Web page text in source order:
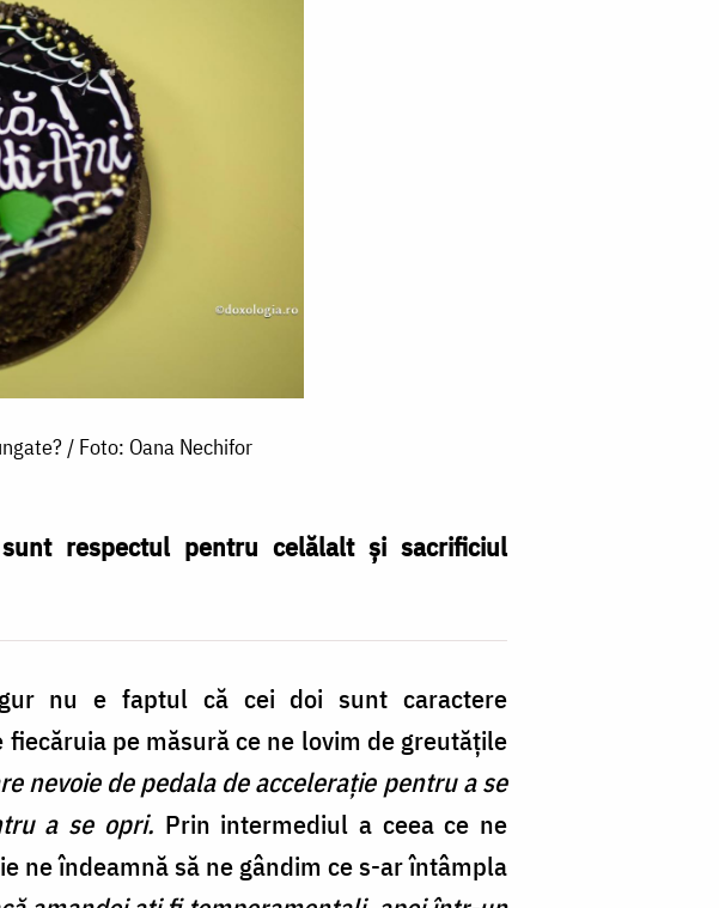
/ Foto: Oana Nechifor
respectul pentru celălalt și sacrificiul
nu e faptul că cei doi sunt caractere
pe măsură ce ne lovim de greutățile
nevoie de pedala de accelerație pentru a se
a se opri. Prin intermediul a ceea ce ne
ne îndeamnă să ne gândim ce s-ar întâmpla